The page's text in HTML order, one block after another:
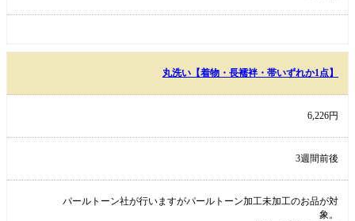
丸洗い【着物・長襦袢・帯いずれか1点】
6,226円
3週間前後
パールトーン社が行いますがパールトーン加工未加工のお品が対
象。